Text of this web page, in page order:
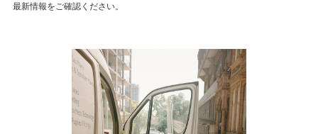
最新情報をご確認ください。